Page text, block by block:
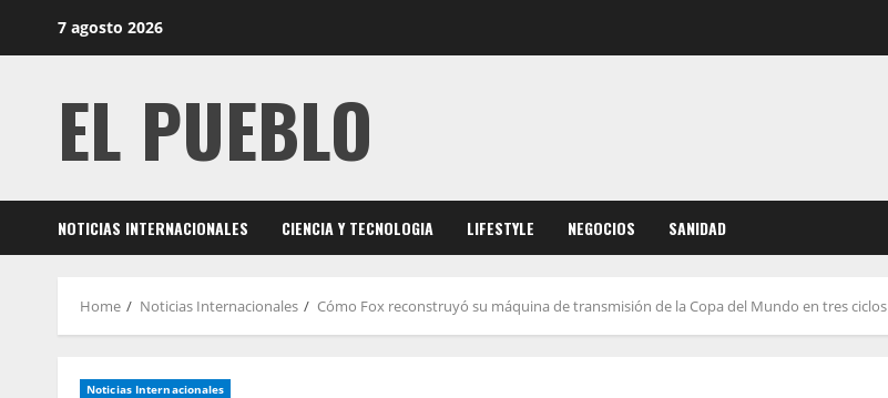
7 agosto 2026
EL PUEBLO
NOTICIAS INTERNACIONALES CIENCIA Y TECNOLOGIA LIFESTYLE NEGOCIOS SANIDAD
Home Noticias Internacionales Cómo Fox reconstruyó su máquina de transmisión de la Copa del Mundo en tres ciclos
Noticias Internacionales